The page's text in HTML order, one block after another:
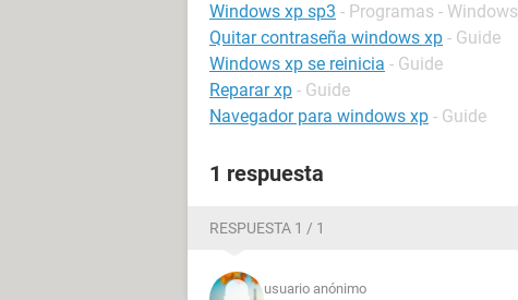
Windows xp sp3 - Programas - Windows
Quitar contraseña windows xp - Guide
Windows xp se reinicia - Guide
Reparar xp - Guide
Navegador para windows xp - Guide
1 respuesta
RESPUESTA 1 / 1
usuario anónimo